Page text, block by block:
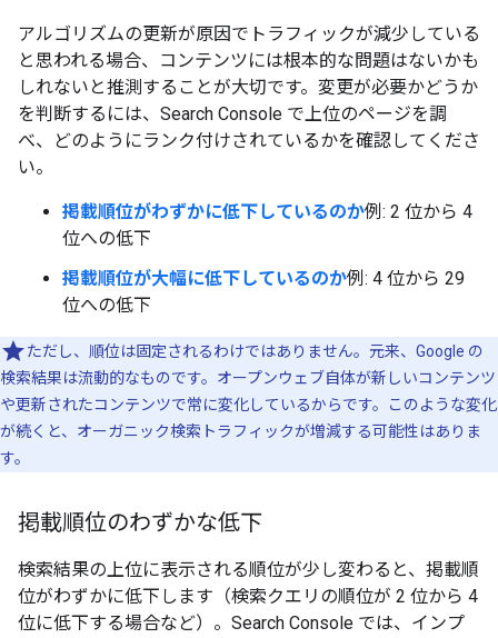
アルゴリズムの更新が原因でトラフィックが減少している
と思われる場合、コンテンツには根本的な問題はないかも
しれないと推測することが大切です。変更が必要かどうか
を判断するには、Search Console で上位のページを調
べ、どのようにランク付けされているかを確認してくださ
い。
掲載順位がわずかに低下しているのか例: 2 位から 4
位への低下
掲載順位が大幅に低下しているのか例: 4 位から 29
位への低下
ただし、順位は固定されるわけではありません。元来、Google の
検索結果は流動的なものです。オープンウェブ自体が新しいコンテンツ
や更新されたコンテンツで常に変化しているからです。このような変化
が続くと、オーガニック検索トラフィックが増減する可能性はありま
す。
掲載順位のわずかな低下
検索結果の上位に表示される順位が少し変わると、掲載順
位がわずかに低下します（検索クエリの順位が 2 位から 4
位に低下する場合など）。Search Console では、インプ